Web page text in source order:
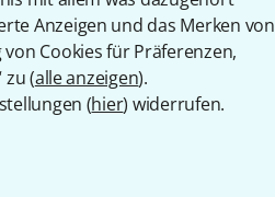
Anzeigen und das Merken von
Cookies für Präferenzen,
zu (alle anzeigen).
(hier) widerrufen.